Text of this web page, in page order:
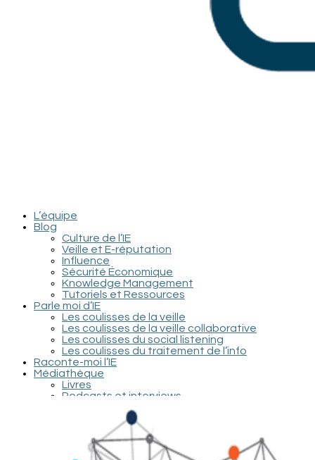
L’équipe
Blog
Culture de l’IE
Veille et E-réputation
Influence
Sécurité Économique
Knowledge Management
Tutoriels et Ressources
Parle moi d’IE
Les coulisses de la veille
Les coulisses de la veille collaborative
Les coulisses du social listening
Les coulisses du traitement de l’info
Raconte-moi l’IE
Médiathèque
Livres
Podcasts et interviews
Documentaires et conférences
Films et séries
Recherche / Documents scientifiques